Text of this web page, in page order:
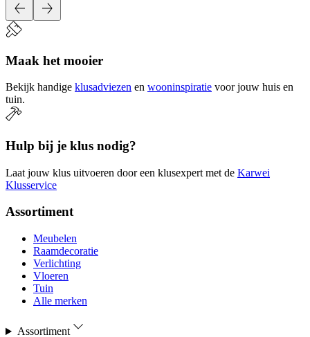
Maak het mooier
Bekijk handige klusadviezen en wooninspiratie voor jouw huis en
tuin.
Hulp bij je klus nodig?
Laat jouw klus uitvoeren door een klusexpert met de Karwei
Klusservice
Assortiment
Meubelen
Raamdecoratie
Verlichting
Vloeren
Tuin
Alle merken
Assortiment